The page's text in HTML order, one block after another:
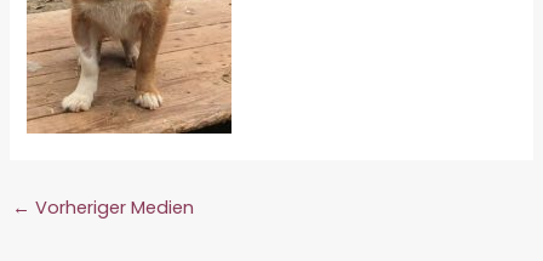
← Vorheriger Medien